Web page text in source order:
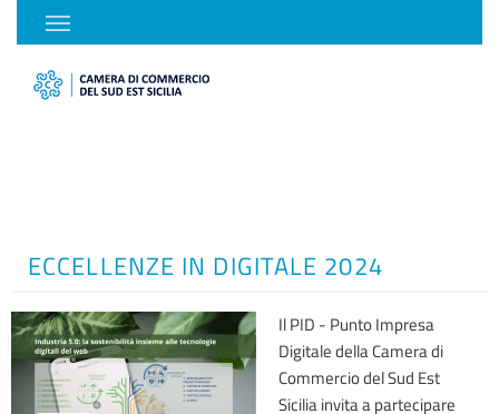
ECCELLENZE IN DIGITALE 2024
Il PID - Punto Impresa
Digitale della Camera di
Commercio del Sud Est
Sicilia invita a partecipare